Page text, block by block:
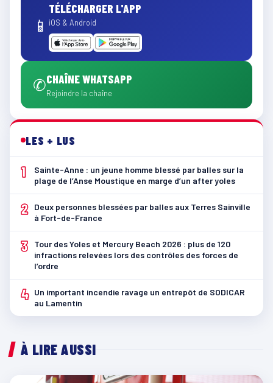
📱
TÉLÉCHARGER L'APP
iOS & Android
✆CHAÎNE WHATSAPP
Rejoindre la chaîne
LES + LUS
1
Sainte-Anne : un jeune homme blessé par balles sur la
plage de l’Anse Moustique en marge d’un after yoles
2
Deux personnes blessées par balles aux Terres Sainville
à Fort-de-France
3
Tour des Yoles et Mercury Beach 2026 : plus de 120
infractions relevées lors des contrôles des forces de
l’ordre
4 Un important incendie ravage un entrepôt de SODICAR
au Lamentin
À LIRE AUSSI